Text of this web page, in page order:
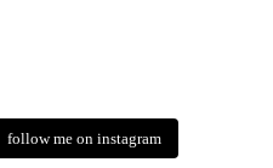
follow me on instagram